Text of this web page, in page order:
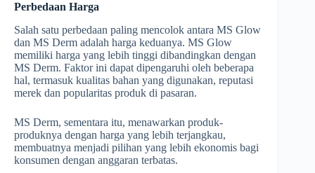
Perbedaan Harga
Salah satu perbedaan paling mencolok antara MS Glow
dan MS Derm adalah harga keduanya. MS Glow
memiliki harga yang lebih tinggi dibandingkan dengan
MS Derm. Faktor ini dapat dipengaruhi oleh beberapa
hal, termasuk kualitas bahan yang digunakan, reputasi
merek dan popularitas produk di pasaran.
MS Derm, sementara itu, menawarkan produk-
produknya dengan harga yang lebih terjangkau,
membuatnya menjadi pilihan yang lebih ekonomis bagi
konsumen dengan anggaran terbatas.